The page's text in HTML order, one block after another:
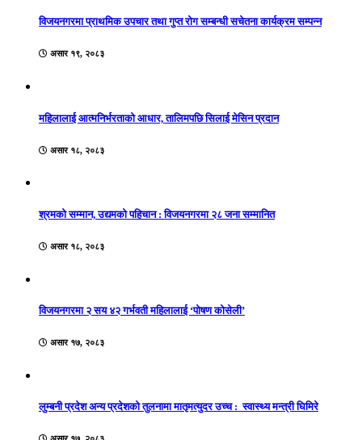
विजयनगरमा प्राथमिक उपचार तथा गुप्त रोग सम्बन्धी सचेतना कार्यक्रम सम्पन्न
असार १९, २०८३
महिलालाई आत्मनिर्भरताको आधार, तालिमपछि सिलाई मेसिन प्रदान
असार १८, २०८३
श्रमको सम्मान, उद्यमको पहिचान : विजयनगरमा २८ जना सम्मानित
असार १८, २०८३
विजयनगरमा २ सय ४२ गर्भवती महिलालाई ‘पोषण कोसेली’
असार १७, २०८३
लुम्बनी प्रदेश अन्य प्रदेशको तुलनामा मातृमत्युदर उच्च : स्वास्थ्य मन्त्री घिमिरे